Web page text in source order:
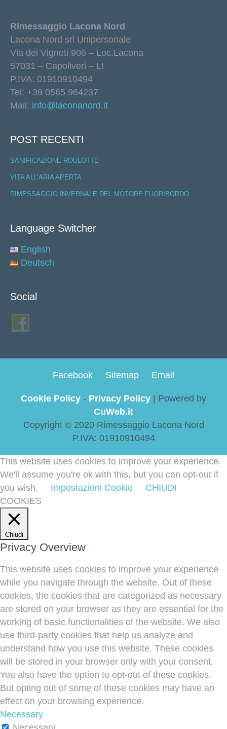
Rimessaggio Lacona Nord
Lacona Nord srl Unipersonale
Via dei Vigneti 906 – Loc.Lacona
57031 – Capoliveri – LI
P.IVA: 01910910494
Tel: +39 0565 964237
Mail: info@laconanord.it
POST RECENTI
SANIFICAZIONE ROULOTTE
VITA ALL’ARIA APERTA
RIMESSAGGIO INVERNALE DEL MOTORE FUORIBORDO
Language Switcher
English
Deutsch
Social
Facebook Sitemap Email
Cookie Policy - Privacy Policy | Powered by
CuWeb.it
Copyright © 2020 Rimessaggio Lacona Nord
P.IVA: 01910910494
This website uses cookies to improve your experience.
We'll assume you're ok with this, but you can opt-out if
you wish.
Impostazioni Cookie
CHIUDI
COOKIES
Chiudi
Privacy Overview
This website uses cookies to improve your experience
while you navigate through the website. Out of these
cookies, the cookies that are categorized as necessary
are stored on your browser as they are essential for the
working of basic functionalities of the website. We also
use third-party cookies that help us analyze and
understand how you use this website. These cookies
will be stored in your browser only with your consent.
You also have the option to opt-out of these cookies.
But opting out of some of these cookies may have an
effect on your browsing experience.
Necessary